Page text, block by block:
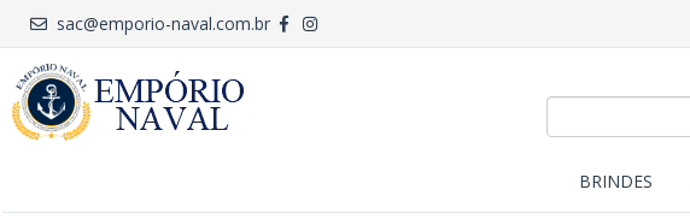
sac@emporio-naval.com.br
BRINDES